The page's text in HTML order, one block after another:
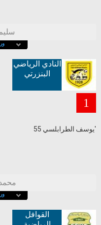
النادي الرياضي
البنزرتي
1
يوسف الطرابلسي 55'
القوافل